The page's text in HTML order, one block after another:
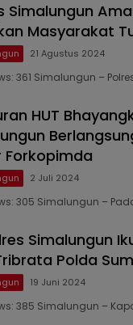
Simalungun
Masyarakat
21 Agustus 2024
361 Simalungun –
HUT
Forkopimda
2 Juli 2024
305 Simalungun –
Simalungun
Polda
19 Juni 2024
385 Simalungun –